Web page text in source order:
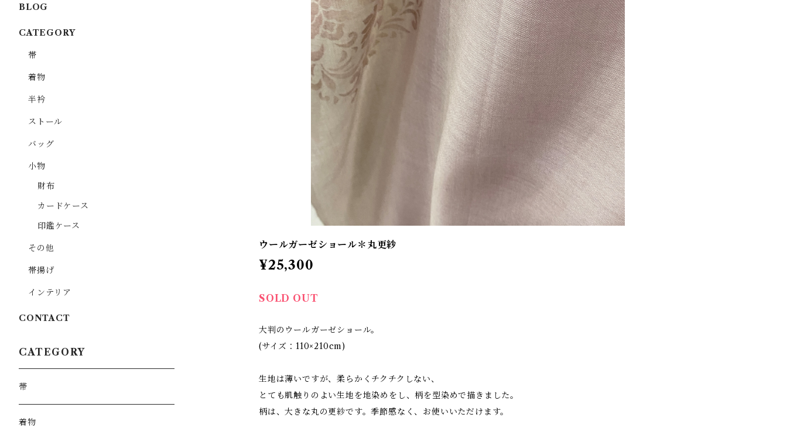
ウールガーゼショール＊丸更紗
¥25,300
SOLD OUT
大判のウールガーゼショール。
(サイズ：110×210cm)
生地は薄いですが、柔らかくチクチクしない、
とても肌触りのよい生地を地染めをし、柄を型染めで描きました。
柄は、大きな丸の更紗です。季節感なく、お使いいただけます。
BLOG
CATEGORY
帯
着物
半衿
ストール
バッグ
小物
財布
カードケース
印鑑ケース
その他
帯揚げ
インテリア
CONTACT
CATEGORY
帯
着物